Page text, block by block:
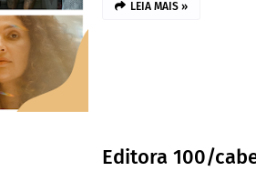
LEIA MAIS »
Editora 100/